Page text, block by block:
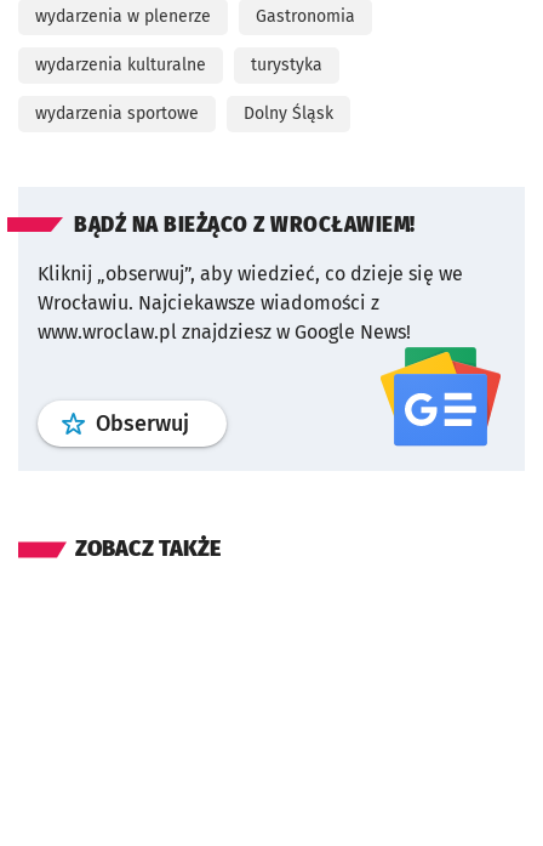
wydarzenia w plenerze Gastronomia
wydarzenia kulturalne turystyka
wydarzenia sportowe Dolny Śląsk
BĄDŹ NA BIEŻĄCO Z WROCŁAWIEM!
Kliknij „obserwuj”, aby wiedzieć, co dzieje się we
Wrocławiu. Najciekawsze wiadomości z
www.wroclaw.pl znajdziesz w Google News!
Obserwuj profil serwisu
ZOBACZ TAKŻE